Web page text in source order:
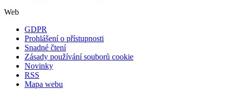
Web
GDPR
Prohlášení o přístupnosti
Snadné čtení
Zásady používání souborů cookie
Novinky
RSS
Mapa webu